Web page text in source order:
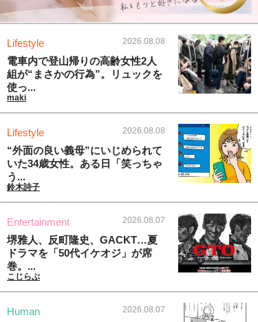
Lifestyle 2026.08.08
電車内で登山帰りの高齢女性2人
組が“まさかの行為”。リュックを
使っ...
maki
Lifestyle 2026.08.08
“外面の良い義母”にいじめられて
いた34歳女性。ある日「笑っちゃ
う...
鈴木詩子
Entertainment 2026.08.07
堺雅人、反町隆史、GACKT…夏
ドラマを「50代イケオジ」が席
巻。...
こじらぶ
Human 2026.08.07